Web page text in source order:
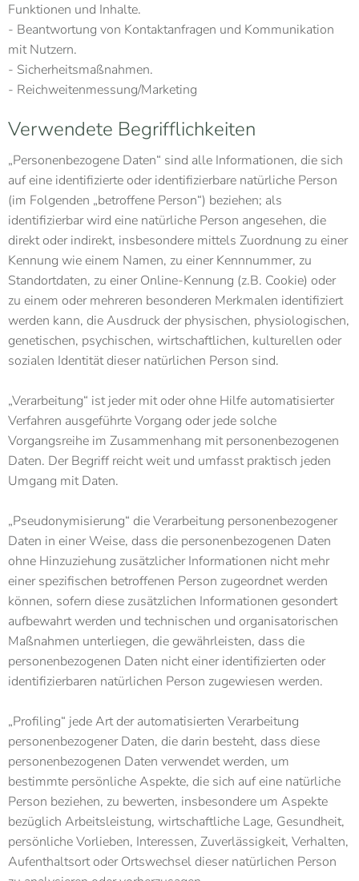
Funktionen und Inhalte.
- Beantwortung von Kontaktanfragen und Kommunikation
mit Nutzern.
- Sicherheitsmaßnahmen.
- Reichweitenmessung/Marketing
Verwendete Begrifflichkeiten
„Personenbezogene Daten“ sind alle Informationen, die sich
auf eine identifizierte oder identifizierbare natürliche Person
(im Folgenden „betroffene Person“) beziehen; als
identifizierbar wird eine natürliche Person angesehen, die
direkt oder indirekt, insbesondere mittels Zuordnung zu einer
Kennung wie einem Namen, zu einer Kennnummer, zu
Standortdaten, zu einer Online-Kennung (z.B. Cookie) oder
zu einem oder mehreren besonderen Merkmalen identifiziert
werden kann, die Ausdruck der physischen, physiologischen,
genetischen, psychischen, wirtschaftlichen, kulturellen oder
sozialen Identität dieser natürlichen Person sind.
„Verarbeitung“ ist jeder mit oder ohne Hilfe automatisierter
Verfahren ausgeführte Vorgang oder jede solche
Vorgangsreihe im Zusammenhang mit personenbezogenen
Daten. Der Begriff reicht weit und umfasst praktisch jeden
Umgang mit Daten.
„Pseudonymisierung“ die Verarbeitung personenbezogener
Daten in einer Weise, dass die personenbezogenen Daten
ohne Hinzuziehung zusätzlicher Informationen nicht mehr
einer spezifischen betroffenen Person zugeordnet werden
können, sofern diese zusätzlichen Informationen gesondert
aufbewahrt werden und technischen und organisatorischen
Maßnahmen unterliegen, die gewährleisten, dass die
personenbezogenen Daten nicht einer identifizierten oder
identifizierbaren natürlichen Person zugewiesen werden.
„Profiling“ jede Art der automatisierten Verarbeitung
personenbezogener Daten, die darin besteht, dass diese
personenbezogenen Daten verwendet werden, um
bestimmte persönliche Aspekte, die sich auf eine natürliche
Person beziehen, zu bewerten, insbesondere um Aspekte
bezüglich Arbeitsleistung, wirtschaftliche Lage, Gesundheit,
persönliche Vorlieben, Interessen, Zuverlässigkeit, Verhalten,
Aufenthaltsort oder Ortswechsel dieser natürlichen Person